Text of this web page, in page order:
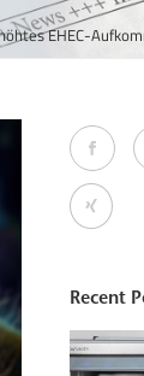
EHEC-
Recent